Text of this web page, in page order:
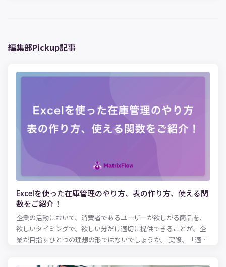
編集部Pickup記事
Excelを使った在庫管理のやり方、表の作り方、使える関
数をご紹介！
企業の活動において、消費者であるユーザーが欲しがる商品を、
欲しいタイミングで、欲しい分だけ適切に提供できることが、企
業が目指すひとつの理想の形ではないでしょうか。 実際、「適正